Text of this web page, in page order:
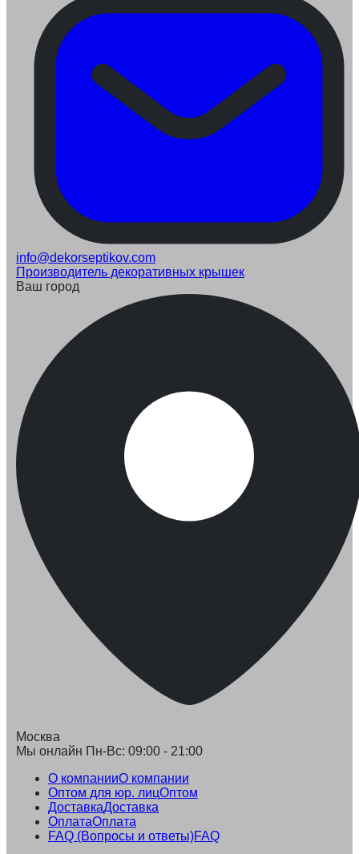
info@dekorseptikov.com
Производитель декоративных крышек
Ваш город
Москва
Мы онлайн Пн-Вс: 09:00 - 21:00
О компанииО компании
Оптом для юр. лицОптом
ДоставкаДоставка
ОплатаОплата
FAQ (Вопросы и ответы)FAQ